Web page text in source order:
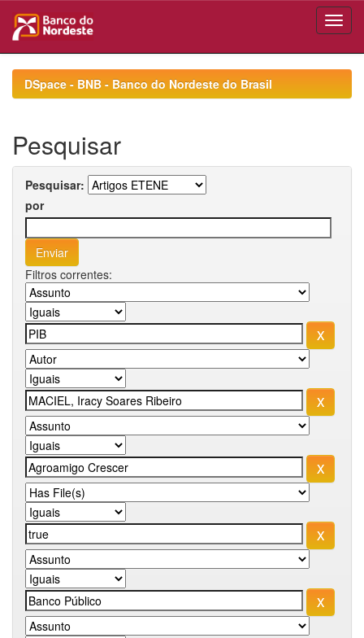
navigationDSpace - BNB - Banco do Nordeste do Brasil
Pesquisar
Pesquisar:
por
Filtros correntes: